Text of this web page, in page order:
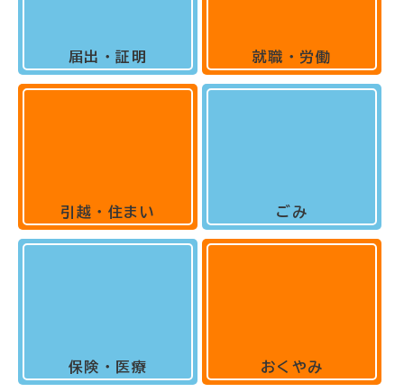
届出・証明
引越・住まい
保険・医療
就職・労働
ごみ
おくやみ